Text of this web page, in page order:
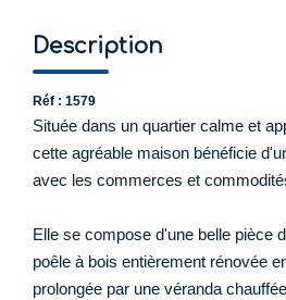
Description
Réf : 1579
Située dans un quartier calme et
cette agréable maison bénéficie
avec les commerces et
Elle se compose d'une belle pièce
poêle à bois entièrement rénovée
prolongée par une véranda